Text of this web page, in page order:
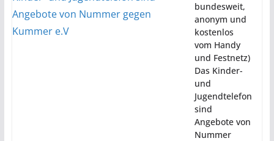
bundesweit,
anonym und
kostenlos
vom Handy
und Festnetz)
Das Kinder-
und
Jugendtelefon
sind
Angebote von
Nummer